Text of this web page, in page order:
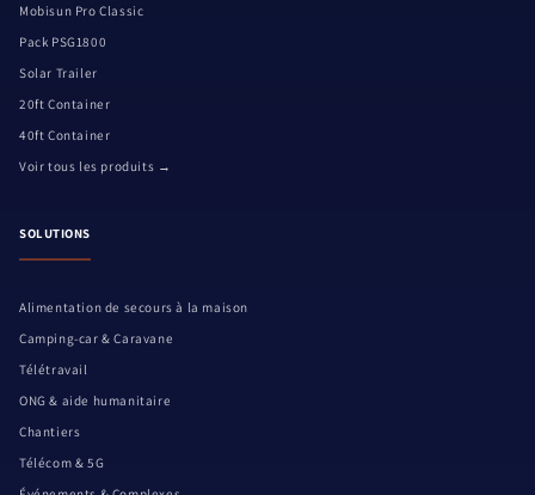
Mobisun Pro Classic
Pack PSG1800
Solar Trailer
20ft Container
40ft Container
Voir tous les produits →
SOLUTIONS
Alimentation de secours à la maison
Camping-car & Caravane
Télétravail
ONG & aide humanitaire
Chantiers
Télécom & 5G